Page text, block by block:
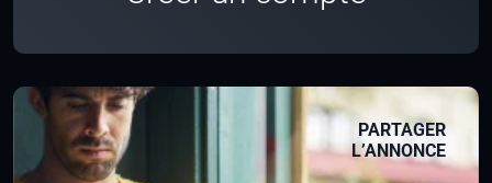
PARTAGER
L’ANNONCE